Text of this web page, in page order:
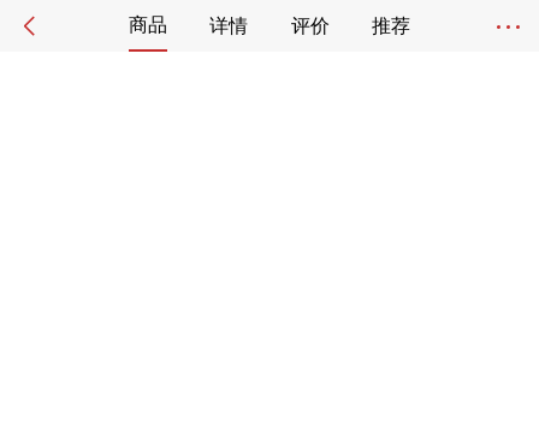
商品 详情 评价 推荐